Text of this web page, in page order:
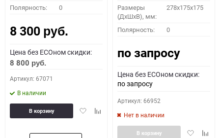
Полярность: 0
8 300 руб.
Цена без ECOном скидки:
8 800 руб.
Артикул: 67071
В наличии
ДобавитьДобавить
сравнению
В корзину
Размеры
(ДхШхВ), мм:
278x175x175
Полярность: 0
по запросу
Цена без ECOном скидки:
по запросу
Артикул: 66952
Нет в наличии
Добавить
В корзину